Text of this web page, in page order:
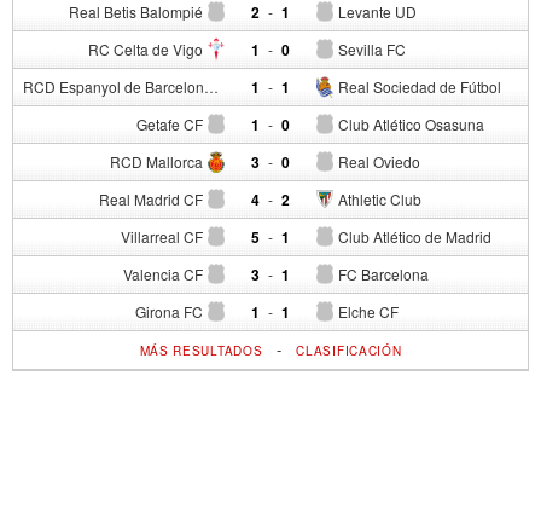
Real Betis Balompié 2 - Levante UD
1
RC Celta de Vigo 1 - Sevilla FC
0
RCD Espanyol de Barcelona 1 - Real Sociedad de Fútbol
1
Getafe CF 1 - Club Atlético Osasuna
0
RCD Mallorca 3 - Real Oviedo
0
Real Madrid CF 4 - Athletic Club
2
Villarreal CF 5 - Club Atlético de Madrid
1
Valencia CF 3 - FC Barcelona
1
Girona FC 1 - Elche CF
1
MÁS RESULTADOS -CLASIFICACIÓN